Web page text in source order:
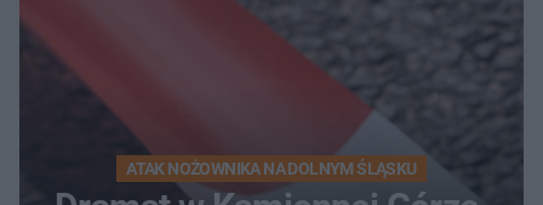
ATAK NOŻOWNIKA NA DOLNYM ŚLĄSKU